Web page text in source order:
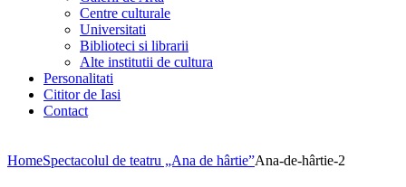
Centre culturale
Universitati
Biblioteci si librarii
Alte institutii de cultura
Personalitati
Cititor de Iasi
Contact
HomeSpectacolul de teatru „Ana de hârtie”Ana-de-hârtie-2